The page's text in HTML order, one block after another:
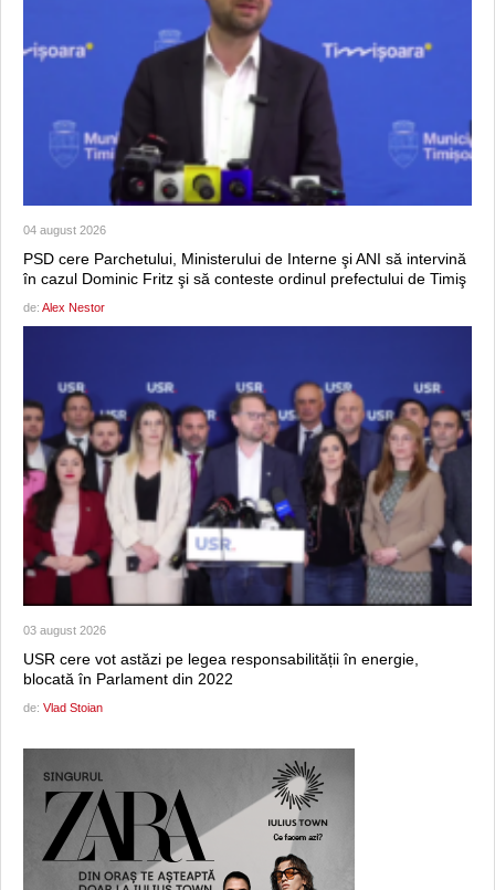
04 august 2026
PSD cere Parchetului, Ministerului de Interne şi ANI să intervină
în cazul Dominic Fritz şi să conteste ordinul prefectului de Timiş
de: Alex Nestor
03 august 2026
USR cere vot astăzi pe legea responsabilității în energie,
blocată în Parlament din 2022
de: Vlad Stoian